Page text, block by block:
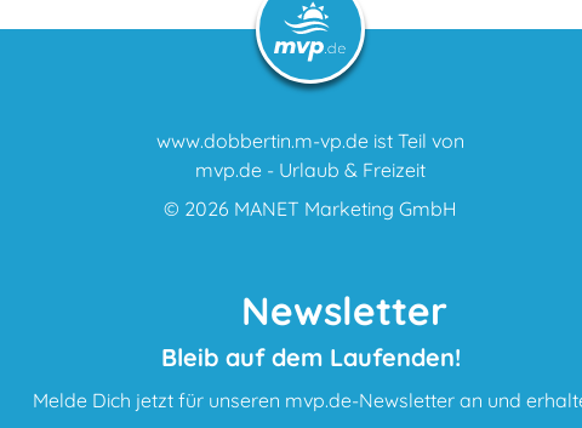
www.dobbertin.m-vp.de ist Teil von
mvp.de - Urlaub & Freizeit
© 2026 MANET Marketing GmbH
Newsletter
Bleib auf dem Laufenden!
Melde Dich jetzt für unseren mvp.de-Newsletter an und